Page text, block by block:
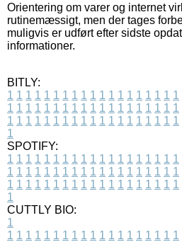
Orientering om varer og internet
rutinemæssigt, men der tages
muligvis er udført efter sidste
informationer.
BITLY:
1 1 1 1 1 1 1 1 1 1 1 1 1 1 1 1 1 1 1
1 1 1 1 1 1 1 1 1 1 1 1 1 1 1 1 1 1 1
1 1 1 1 1 1 1 1 1 1 1 1 1 1 1 1 1 1 1
1
SPOTIFY:
1 1 1 1 1 1 1 1 1 1 1 1 1 1 1 1 1 1 1
1 1 1 1 1 1 1 1 1 1 1 1 1 1 1 1 1 1 1
1 1 1 1 1 1 1 1 1 1 1 1 1 1 1 1 1 1 1
1
CUTTLY BIO:
1
1 1 1 1 1 1 1 1 1 1 1 1 1 1 1 1 1 1 1